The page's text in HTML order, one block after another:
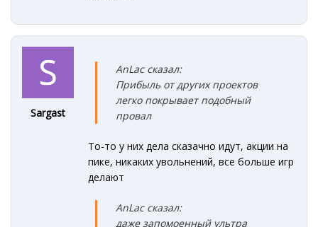
Sargast
AnLac сказал:
Прибыль от других проектов
легко покрывает подобный
провал
То-то у них дела сказачно идут, акции на
пике, никаких увольнений, все больше игр
делают
AnLac сказал:
даже запомоенный ультра